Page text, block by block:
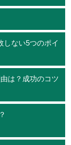
しない5つのポイ
は？成功のコツ